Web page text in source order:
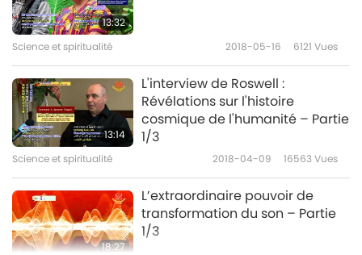
13:32
Science et spiritualité 2018-05-16 6121 Vues
13:14
L'interview de Roswell :
Révélations sur l'histoire
cosmique de l'humanité – Partie
1/3
Science et spiritualité 2018-04-09 16563Vues
18:27
L’extraordinaire pouvoir de
transformation du son – Partie
1/3